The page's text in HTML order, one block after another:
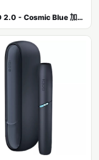
lil SOLID 2.0 - Cosmic Blue 加热不燃烧主机